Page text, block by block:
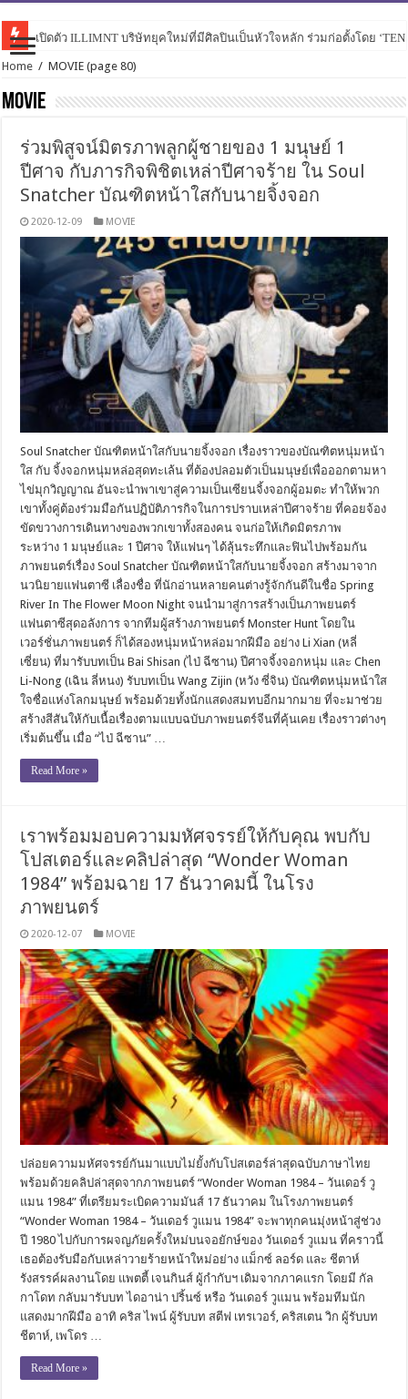
เปิดตัว ILLIMNT บริษัทยุคใหม่ที่มีศิลปินเป็นหัวใจหลัก ร่วมก่อตั้งโดย
Home / MOVIE (page 80)
MOVIE
ร่วมพิสูจน์มิตรภาพลูกผู้ชายของ 1 มนุษย์ 1
ปีศาจ กับภารกิจพิชิตเหล่าปีศาจร้าย ใน Soul
Snatcher บัณฑิตหน้าใสกับนายจิ้งจอก
2020-12-09 MOVIE
Soul Snatcher บัณฑิตหน้าใสกับนายจิ้งจอก เรื่องราวของบัณฑิตหนุ่มหน้า
ใส กับ จิ้งจอกหนุ่มหล่อสุดทะเล้น ที่ต้องปลอมตัวเป็นมนุษย์เพื่อออกตามหา
ไข่มุกวิญญาณ อันจะนำพาเขาสู่ความเป็นเซียนจิ้งจอกผู้อมตะ ทำให้พวก
เขาทั้งคู่ต้องร่วมมือกันปฏิบัติภารกิจในการปราบเหล่าปีศาจร้าย ที่คอยจ้อง
ขัดขวางการเดินทางของพวกเขาทั้งสองคน จนก่อให้เกิดมิตรภาพ
ระหว่าง 1 มนุษย์และ 1 ปีศาจ ให้แฟนๆ ได้ลุ้นระทึกและฟินไปพร้อมกัน
ภาพยนตร์เรื่อง Soul Snatcher บัณฑิตหน้าใสกับนายจิ้งจอก สร้างมาจาก
นวนิยายแฟนตาซี เลื่องชื่อ ที่นักอ่านหลายคนต่างรู้จักกันดีในชื่อ Spring
River In The Flower Moon Night จนนำมาสู่การสร้างเป็นภาพยนตร์
แฟนตาซีสุดอลังการ จากทีมผู้สร้างภาพยนตร์ Monster Hunt โดยใน
เวอร์ชั่นภาพยนตร์ ก็ได้สองหนุ่มหน้าหล่อมากฝีมือ อย่าง Li Xian (หลี่
เซี่ยน) ที่มารับบทเป็น Bai Shisan (ไป่ ฉีซาน) ปีศาจจิ้งจอกหนุ่ม และ Chen
Li-Nong (เฉิน ลี่หนง) รับบทเป็น Wang Zijin (หวัง ซี่จิน) บัณฑิตหนุ่มหน้าใส
ใจซื่อแห่งโลกมนุษย์ พร้อมด้วยทั้งนักแสดงสมทบอีกมากมาย ที่จะมาช่วย
สร้างสีสันให้กับเนื้อเรื่องตามแบบฉบับภาพยนตร์จีนที่คุ้นเคย เรื่องราวต่างๆ
เริ่มต้นขึ้น เมื่อ “ไป่ ฉีซาน” …
Read More »
เราพร้อมมอบความมหัศจรรย์ให้กับคุณ พบกับ
โปสเตอร์และคลิปล่าสุด “Wonder Woman
1984” พร้อมฉาย 17 ธันวาคมนี้ ในโรง
ภาพยนตร์
2020-12-07 MOVIE
ปล่อยความมหัศจรรย์กันมาแบบไม่ยั้งกับโปสเตอร์ล่าสุดฉบับภาษาไทย
พร้อมด้วยคลิปล่าสุดจากภาพยนตร์ “Wonder Woman 1984 – วันเดอร์ วู
แมน 1984” ที่เตรียมระเบิดความมันส์ 17 ธันวาคม ในโรงภาพยนตร์
“Wonder Woman 1984 – วันเดอร์ วูแมน 1984” จะพาทุกคนมุ่งหน้าสู่ช่วง
ปี 1980 ไปกับการผจญภัยครั้งใหม่บนจอยักษ์ของ วันเดอร์ วูแมน ที่คราวนี้
เธอต้องรับมือกับเหล่าวายร้ายหน้าใหม่อย่าง แม็กซ์ ลอร์ด และ ชีตาห์
รังสรรค์ผลงานโดย แพตตี้ เจนกินส์ ผู้กำกับฯ เดิมจากภาคแรก โดยมี กัล
กาโดท กลับมารับบท ไดอาน่า ปริ้นซ์ หรือ วันเดอร์ วูแมน พร้อมทีมนัก
แสดงมากฝีมือ อาทิ คริส ไพน์ ผู้รับบท สตีฟ เทรเวอร์, คริสเตน วิก ผู้รับบท
ชีตาห์, เพโดร …
Read More »